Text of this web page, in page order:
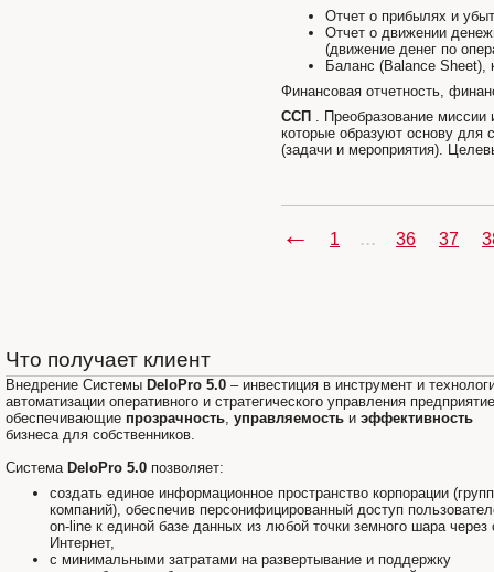
Отчет о прибылях и
Отчет о движении
(движение денег по
Баланс (Balance Sheet),
Финансовая отчетность,
ССП . Преобразование миссии
которые образуют основу для
(задачи и мероприятия).
← 1 ... 36 37
Что получает клиент
Внедрение Системы DeloPro 5.0 – инвестиция в инструмент и
автоматизации оперативного и стратегического управления
обеспечивающие прозрачность, управляемость и эффективность
бизнеса для собственников.
Система DeloPro 5.0 позволяет:
создать единое информационное пространство корпорации
компаний), обеспечив персонифицированный доступ
on-line к единой базе данных из любой точки земного шара через
Интернет,
с минимальными затратами на развертывание и поддержку